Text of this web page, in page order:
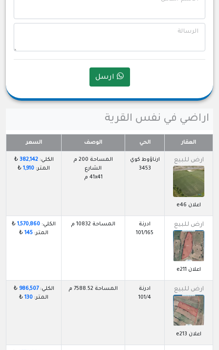
الرسالة
ارسل
اراضي في نفس القرية
العقار الحي الوصف السعر
ارض للبيع
اعلان e46
ارناؤوط كوي
3453
المساحة 200 م
الشارع
41x41 م
الكلي:382,142
₺
المتر: 1,910
₺
ارض للبيع
اعلان e211
ادرنة
101/165
المساحة 10832 م الكلي: 1,570,860
₺
المتر: 145
₺
ارض للبيع
اعلان e213
ادرنة
101/4
المساحة 7588.52 م الكلي:986,507
₺
المتر: 130
₺